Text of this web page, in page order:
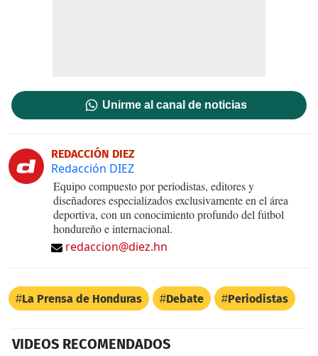
Unirme al canal de noticias
REDACCIÓN DIEZ
Redacción DIEZ
Equipo compuesto por periodistas, editores y
diseñadores especializados exclusivamente en el área
deportiva, con un conocimiento profundo del fútbol
hondureño e internacional.
redaccion@diez.hn
La Prensa de Honduras Debate Periodistas
VIDEOS RECOMENDADOS